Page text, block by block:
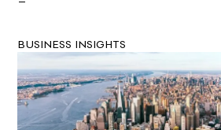
BUSINESS INSIGHTS